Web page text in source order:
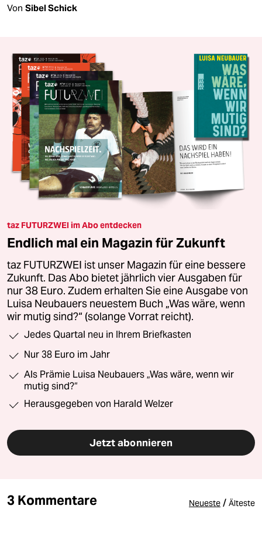
Von Sibel Schick
taz FUTURZWEI im Abo entdecken
Endlich mal ein Magazin für Zukunft
taz FUTURZWEI ist unser Magazin für eine bessere
Zukunft. Das Abo bietet jährlich vier Ausgaben für
nur 38 Euro. Zudem erhalten Sie eine Ausgabe von
Luisa Neubauers neuestem Buch „Was wäre, wenn
wir mutig sind?“ (solange Vorrat reicht).
Jedes Quartal neu in Ihrem Briefkasten
Nur 38 Euro im Jahr
Als Prämie Luisa Neubauers „Was wäre, wenn wir
mutig sind?“
Herausgegeben von Harald Welzer
Jetzt abonnieren
3 Kommentare Neueste / Älteste